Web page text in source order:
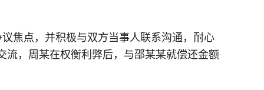
焦点，并积极与双方当事人联系沟通，耐心
，周某在权衡利弊后，与邵某某就偿还金额